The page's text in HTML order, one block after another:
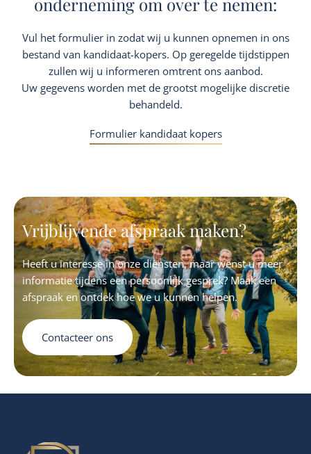
Vul het formulier in zodat wij u kunnen opnemen in ons
bestand van kandidaat-kopers. Op geregelde tijdstippen
zullen wij u informeren omtrent ons aanbod.
Uw gegevens worden met de grootst mogelijke discretie
behandeld.
Formulier kandidaat kopers
Vrijblijvende afspraak maken?
Heeft u interesse in onze diensten, maar wenst u meer
informatie tijdens een persoonlijk gesprek? Maak een
afspraak en ontdek hoe we u kunnen helpen.
Contacteer ons